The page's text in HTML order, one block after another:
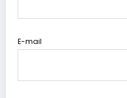
E-mail